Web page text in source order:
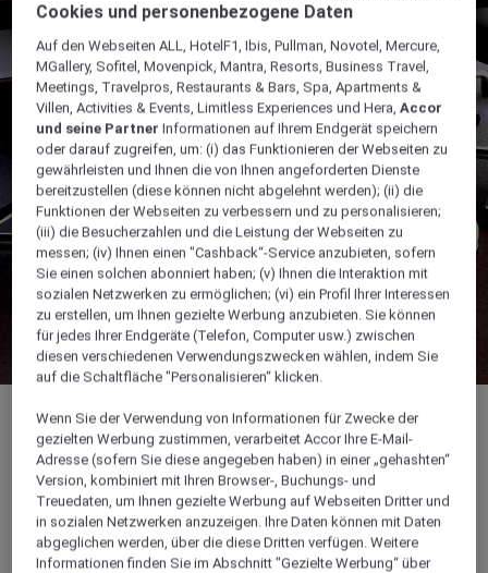
25 m²
Bis zu 8 Gäste
Cookies und personenbezogene Daten
Auf den Webseiten ALL, HotelF1, Ibis, Pullman, Novotel, Mercure,
MGallery, Sofitel, Movenpick, Mantra, Resorts, Business Travel,
Meetings, Travelpros, Restaurants & Bars, Spa, Apartments &
Villen, Activities & Events, Limitless Experiences und Hera,Accor
und seine Partner Informationen auf Ihrem Endgerät speichern
oder darauf zugreifen, um: (i) das Funktionieren der Webseiten zu
gewährleisten und Ihnen die von Ihnen angeforderten Dienste
bereitzustellen (diese können nicht abgelehnt werden); (ii) die
Funktionen der Webseiten zu verbessern und zu personalisieren;
(iii) die Besucherzahlen und die Leistung der Webseiten zu
messen; (iv) Ihnen einen "Cashback“-Service anzubieten, sofern
Sie einen solchen abonniert haben; (v) Ihnen die Interaktion mit
sozialen Netzwerken zu ermöglichen; (vi) ein Profil Ihrer Interessen
zu erstellen, um Ihnen gezielte Werbung anzubieten. Sie können
für jedes Ihrer Endgeräte (Telefon, Computer usw.) zwischen
diesen verschiedenen Verwendungszwecken wählen, indem Sie
auf die Schaltfläche "Personalisieren“ klicken.
Wenn Sie der Verwendung von Informationen für Zwecke der
gezielten Werbung zustimmen, verarbeitet Accor Ihre E-Mail-
Adresse (sofern Sie diese angegeben haben) in einer „gehashten“
Version, kombiniert mit Ihren Browser-, Buchungs- und
Treuedaten, um Ihnen gezielte Werbung auf Webseiten Dritter und
in sozialen Netzwerken anzuzeigen. Ihre Daten können mit Daten
abgeglichen werden, über die diese Dritten verfügen. Weitere
Informationen finden Sie im Abschnitt "Gezielte Werbung“ über